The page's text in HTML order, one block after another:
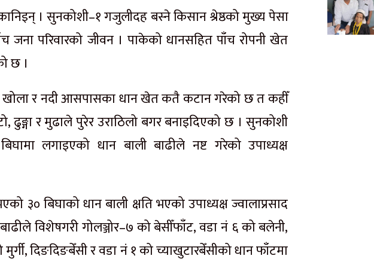
। सुनकोशी–१ गजुलीदह बस्ने किसान श्रेष्ठको मुख्य पेसा
जना परिवारको जीवन । पाकेको धानसहित पाँच रोपनी खेत
छ ।
खोला र नदी आसपासका धान खेत कतै कटान गरेको छ त कहीँ
र मुढाले पुरेर उराठिलो बगर बनाइदिएको छ । सुनकोशी
लगाइएको धान बाली बाढीले नष्ट गरेको उपाध्यक्ष
३० बिघाको धान बाली क्षति भएको उपाध्यक्ष ज्वालाप्रसाद
विशेषगरी गोलञ्जोर–७ को बेसीँफाँट, वडा नं ६ को बलेनी,
दिङदिङबेँसी र वडा नं १ को च्याखुटारबेँसीको धान फाँटमा